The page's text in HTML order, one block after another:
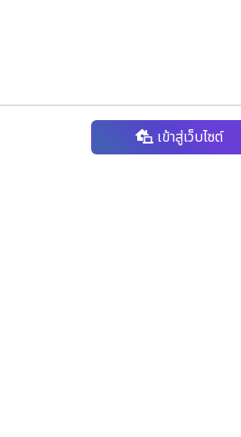
เข้าสู่เว็บไซต์